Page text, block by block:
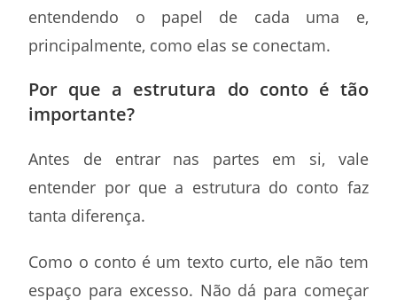
entendendo o papel de cada uma e,
principalmente, como elas se conectam.
Por que a estrutura do conto é tão
importante?
Antes de entrar nas partes em si, vale
entender por que a estrutura do conto faz
tanta diferença.
Como o conto é um texto curto, ele não tem
espaço para excesso. Não dá para começar